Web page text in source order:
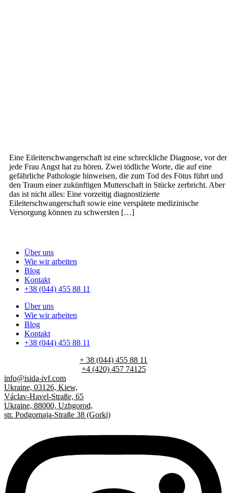
Eine Eileiterschwangerschaft ist eine schreckliche Diagnose, vor der
jede Frau Angst hat zu hören. Zwei tödliche Worte, die auf eine
gefährliche Pathologie hinweisen, die zum Tod des Fötus führt und
den Traum einer zukünftigen Mutterschaft in Stücke zerbricht. Aber
das ist nicht alles: Eine vorzeitig diagnostizierte
Eileiterschwangerschaft sowie eine verspätete medizinische
Versorgung können zu schwersten […]
Über uns
Wie wir arbeiten
Blog
Kontakt
+38 (044) 455 88 11
Über uns
Wie wir arbeiten
Blog
Kontakt
+38 (044) 455 88 11
+ 38 (044) 455 88 11
+4 (420) 457 74125
info@isida-ivf.com
Ukraine, 03126, Kiew,
Václav-Havel-Straße, 65
Ukraine, 88000, Uzhgorod,
str. Podgornaja-Straße 38 (Gorki)